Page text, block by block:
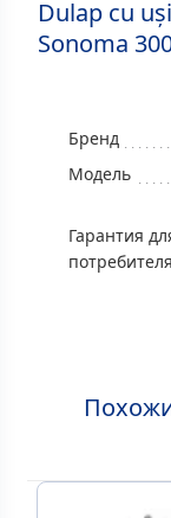
Dulap cu
Sonoma
Бренд
Модель
Гарантия